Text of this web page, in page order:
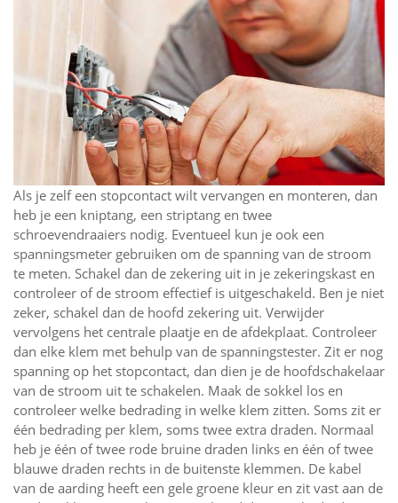
Als je zelf een stopcontact wilt vervangen en monteren, dan
heb je een kniptang, een striptang en twee
schroevendraaiers nodig. Eventueel kun je ook een
spanningsmeter gebruiken om de spanning van de stroom
te meten. Schakel dan de zekering uit in je zekeringskast en
controleer of de stroom effectief is uitgeschakeld. Ben je niet
zeker, schakel dan de hoofd zekering uit. Verwijder
vervolgens het centrale plaatje en de afdekplaat. Controleer
dan elke klem met behulp van de spanningstester. Zit er nog
spanning op het stopcontact, dan dien je de hoofdschakelaar
van de stroom uit te schakelen. Maak de sokkel los en
controleer welke bedrading in welke klem zitten. Soms zit er
één bedrading per klem, soms twee extra draden. Normaal
heb je één of twee rode bruine draden links en één of twee
blauwe draden rechts in de buitenste klemmen. De kabel
van de aarding heeft een gele groene kleur en zit vast aan de